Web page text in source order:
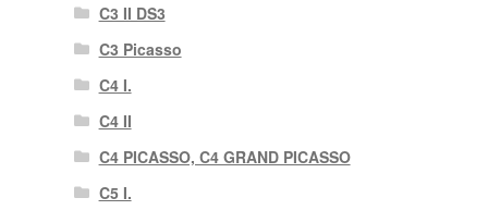
C3 II DS3
C3 Picasso
C4 I.
C4 II
C4 PICASSO, C4 GRAND PICASSO
C5 I.